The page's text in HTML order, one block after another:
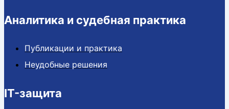
Аналитика и судебная практика
Публикации и практика
Неудобные решения
IT-защита